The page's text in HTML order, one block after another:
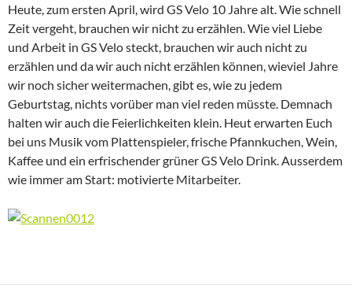
Heute, zum ersten April, wird GS Velo 10 Jahre alt. Wie schnell
Zeit vergeht, brauchen wir nicht zu erzählen. Wie viel Liebe
und Arbeit in GS Velo steckt, brauchen wir auch nicht zu
erzählen und da wir auch nicht erzählen können, wieviel Jahre
wir noch sicher weitermachen, gibt es, wie zu jedem
Geburtstag, nichts vorüber man viel reden müsste. Demnach
halten wir auch die Feierlichkeiten klein. Heut erwarten Euch
bei uns Musik vom Plattenspieler, frische Pfannkuchen, Wein,
Kaffee und ein erfrischender grüner GS Velo Drink. Ausserdem
wie immer am Start: motivierte Mitarbeiter.